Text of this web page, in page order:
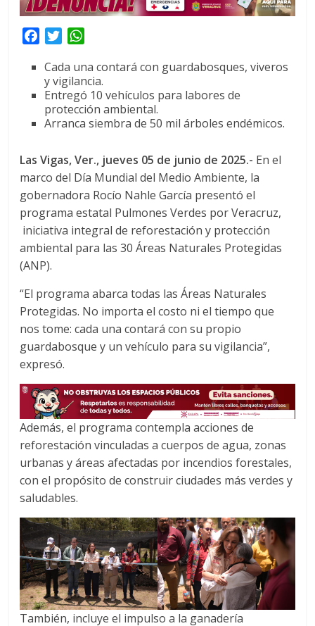
c
e
b
o
k
T
i
t
t
e
a
t
s
A
p
Cada una contará con guardabosques, viveros
y vigilancia.
Entregó 10 vehículos para labores de
protección ambiental.
Arranca siembra de 50 mil árboles endémicos.
Las Vigas, Ver., jueves 05 de junio de 2025.- En el
marco del Día Mundial del Medio Ambiente, la
gobernadora Rocío Nahle García presentó el
programa estatal Pulmones Verdes por Veracruz,
iniciativa integral de reforestación y protección
ambiental para las 30 Áreas Naturales Protegidas
(ANP).
“El programa abarca todas las Áreas Naturales
Protegidas. No importa el costo ni el tiempo que
nos tome: cada una contará con su propio
guardabosque y un vehículo para su vigilancia”,
expresó.
Además, el programa contempla acciones de
reforestación vinculadas a cuerpos de agua, zonas
urbanas y áreas afectadas por incendios forestales,
con el propósito de construir ciudades más verdes y
saludables.
También, incluye el impulso a la ganadería